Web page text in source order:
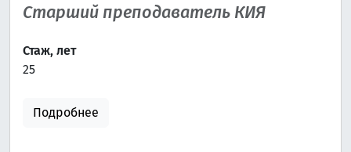
Старший преподаватель КИЯ
Стаж, лет
25
Подробнее